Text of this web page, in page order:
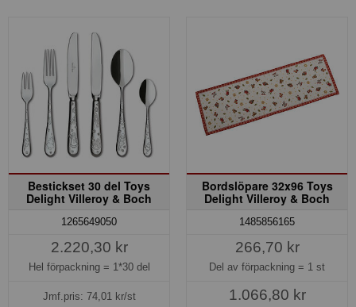
Bestickset 30 del Toys
Delight Villeroy & Boch
1265649050
2.220,30 kr
Hel förpackning = 1*30 del
Jmf.pris: 74,01 kr/st
Bordslöpare 32x96 Toys
Delight Villeroy & Boch
1485856165
266,70 kr
Del av förpackning = 1 st
1.066,80 kr